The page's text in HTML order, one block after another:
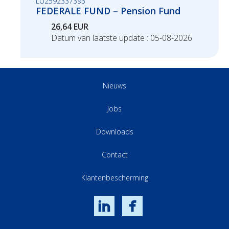
FEDERALE FUND – Pension Fund
26,64 EUR
Datum van laatste update : 05-08-2026
Nieuws
Jobs
Downloads
Contact
Klantenbescherming
LinkedIn